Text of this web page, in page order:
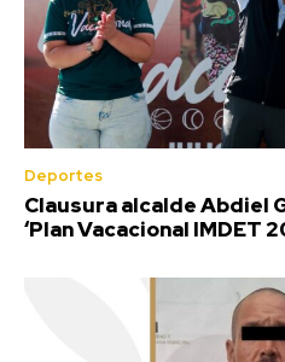
Deportes
Clausura alcalde Abdiel
‘Plan Vacacional IMDET